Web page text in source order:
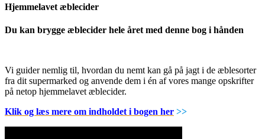
Hjemmelavet æblecider
Du kan brygge æblecider hele året med denne bog i hånden
Vi guider nemlig til, hvordan du nemt kan gå på jagt i de æblesorter
fra dit supermarked og anvende dem i én af vores mange opskrifter
på netop hjemmelavet æblecider.
Klik og læs mere om indholdet i bogen her >>